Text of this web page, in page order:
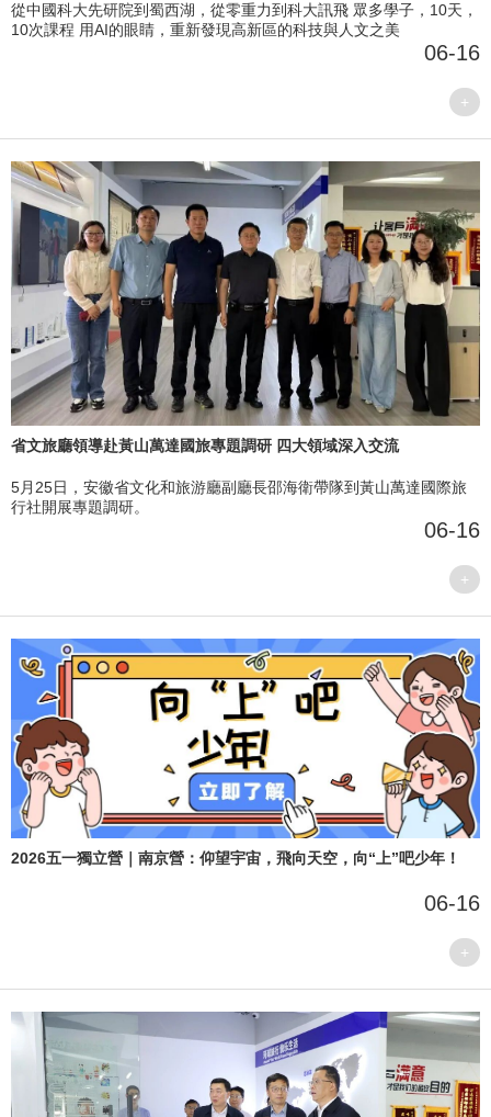
從中國科大先研院到蜀西湖，從零重力到科大訊飛 眾多學子，10天，
10次課程 用AI的眼睛，重新發現高新區的科技與人文之美
06-16
+
省文旅廳領導赴黃山萬達國旅專題調研 四大領域深入交流
5月25日，安徽省文化和旅游廳副廳長邵海衛帶隊到黃山萬達國際旅
行社開展專題調研。
06-16
+
2026五一獨立營｜南京營：仰望宇宙，飛向天空，向“上”吧少年！
06-16
+